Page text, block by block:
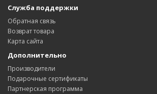
Служба поддержки
Обратная связь
Возврат товара
Карта сайта
Дополнительно
Производители
Подарочные сертификаты
Партнерская программа